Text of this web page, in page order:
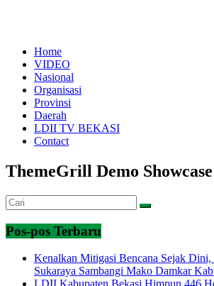
Home
VIDEO
Nasional
Organisasi
Provinsi
Daerah
LDII TV BEKASI
Contact
ThemeGrill Demo Showcase
Pos-pos Terbaru
Kenalkan Mitigasi Bencana Sejak
Sukaraya Sambangi Mako Damkar